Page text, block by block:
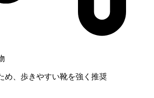
め、歩きやすい靴を強く推奨